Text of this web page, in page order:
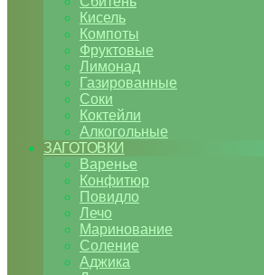
Кисель
Компоты
Фруктовые
Лимонад
Газированные
Соки
Коктейли
Алкогольные
ЗАГОТОВКИ
Варенье
Конфитюр
Повидло
Лечо
Маринование
Соление
Аджика